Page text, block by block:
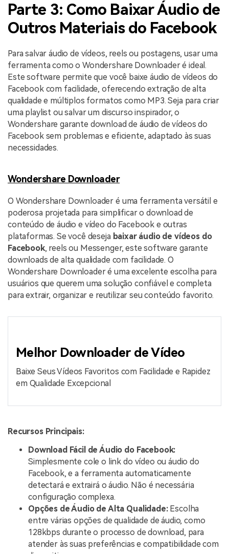
Parte 3: Como Baixar Áudio de
Outros Materiais do Facebook
Para salvar áudio de vídeos, reels ou postagens, usar uma
ferramenta como o Wondershare Downloader é ideal.
Este software permite que você baixe áudio de vídeos do
Facebook com facilidade, oferecendo extração de alta
qualidade e múltiplos formatos como MP3. Seja para criar
uma playlist ou salvar um discurso inspirador, o
Wondershare garante download de áudio de vídeos do
Facebook sem problemas e eficiente, adaptado às suas
necessidades.
Wondershare Downloader
O Wondershare Downloader é uma ferramenta versátil e
poderosa projetada para simplificar o download de
conteúdo de áudio e vídeo do Facebook e outras
plataformas. Se você deseja baixar áudio de vídeos do
Facebook, reels ou Messenger, este software garante
downloads de alta qualidade com facilidade. O
Wondershare Downloader é uma excelente escolha para
usuários que querem uma solução confiável e completa
para extrair, organizar e reutilizar seu conteúdo favorito.
Melhor Downloader de Vídeo
Baixe Seus Vídeos Favoritos com Facilidade e Rapidez
em Qualidade Excepcional
Recursos Principais:
Download Fácil de Áudio do Facebook:
Simplesmente cole o link do vídeo ou áudio do
Facebook, e a ferramenta automaticamente
detectará e extrairá o áudio. Não é necessária
configuração complexa.
Opções de Áudio de Alta Qualidade: Escolha
entre várias opções de qualidade de áudio, como
128kbps durante o processo de download, para
atender às suas preferências e compatibilidade com